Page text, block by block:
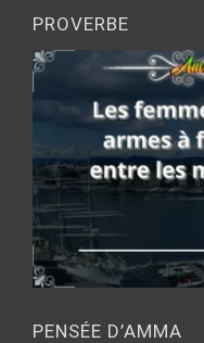
PROVERBE
PENSÉE D’AMMA